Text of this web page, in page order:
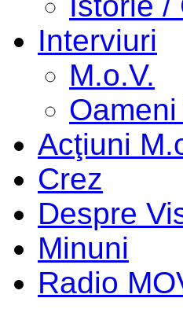
Interviuri
M.o.V.
Acţiuni
Crez
Despre
Minuni
Radio